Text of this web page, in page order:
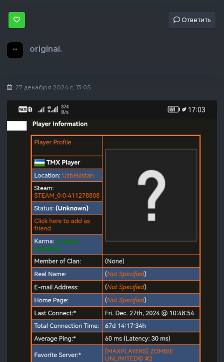
Ответить
original.
27 декабря 2024 г, 13:05